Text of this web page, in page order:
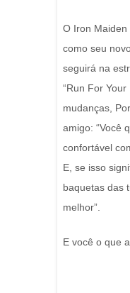
O Iron Maiden
como seu
seguirá na
“Run For
mudanças,
amigo: “Você
confortável
E, se isso
baquetas das
melhor”.
E você o que